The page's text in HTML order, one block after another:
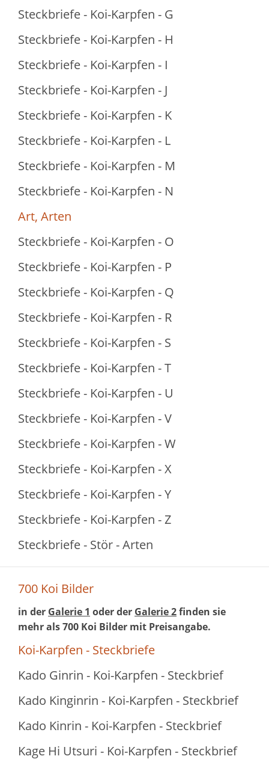
Steckbriefe - Koi-Karpfen - G
Steckbriefe - Koi-Karpfen - H
Steckbriefe - Koi-Karpfen - I
Steckbriefe - Koi-Karpfen - J
Steckbriefe - Koi-Karpfen - K
Steckbriefe - Koi-Karpfen - L
Steckbriefe - Koi-Karpfen - M
Steckbriefe - Koi-Karpfen - N
Art, Arten
Steckbriefe - Koi-Karpfen - O
Steckbriefe - Koi-Karpfen - P
Steckbriefe - Koi-Karpfen - Q
Steckbriefe - Koi-Karpfen - R
Steckbriefe - Koi-Karpfen - S
Steckbriefe - Koi-Karpfen - T
Steckbriefe - Koi-Karpfen - U
Steckbriefe - Koi-Karpfen - V
Steckbriefe - Koi-Karpfen - W
Steckbriefe - Koi-Karpfen - X
Steckbriefe - Koi-Karpfen - Y
Steckbriefe - Koi-Karpfen - Z
Steckbriefe - Stör - Arten
700 Koi Bilder
in der Galerie 1 oder der Galerie 2finden sie
mehr als 700 Koi Bilder mit Preisangabe.
Koi-Karpfen - Steckbriefe
Kado Ginrin - Koi-Karpfen - Steckbrief
Kado Kinginrin - Koi-Karpfen - Steckbrief
Kado Kinrin - Koi-Karpfen - Steckbrief
Kage Hi Utsuri - Koi-Karpfen - Steckbrief